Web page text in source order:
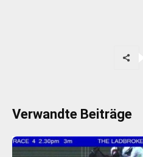
Verwandte Beiträge